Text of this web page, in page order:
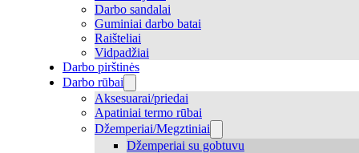
Darbo sandalai
Guminiai darbo batai
Raišteliai
Vidpadžiai
Darbo pirštinės
Darbo rūbai
Aksesuarai/priedai
Apatiniai termo rūbai
Džemperiai/Megztiniai
Džemperiai su gobtuvu